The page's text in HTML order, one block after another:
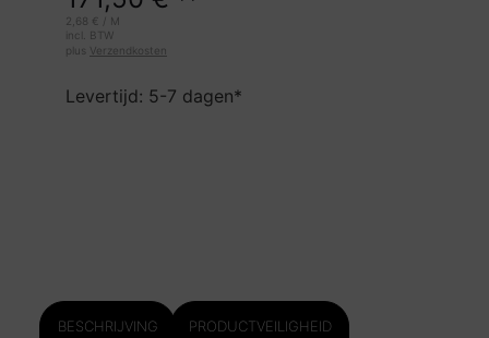
2,68 €
M
incl. BTW
plus Verzendkosten
Levertijd: 5-7 dagen*
BESCHRIJVING PRODUCTVEILIGHEID